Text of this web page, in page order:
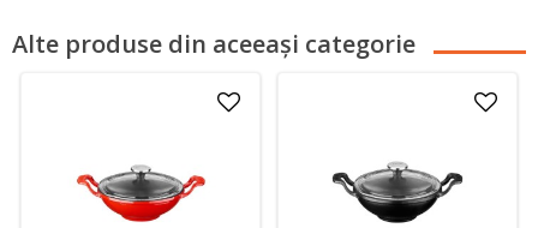
Alte produse din aceeași categorie